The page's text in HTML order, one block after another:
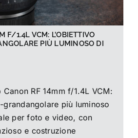
F/1.4L VCM: L’OBIETTIVO
PIÙ LUMINOSO DI
RF 14mm f/1.4L VCM:
grandangolare più luminoso
per foto e video, con
e costruzione